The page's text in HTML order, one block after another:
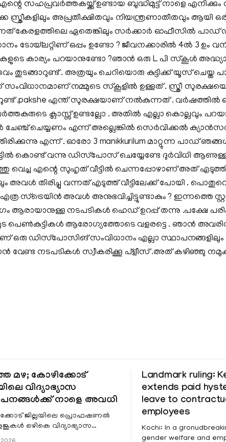
സഹപ്രവര്‍ത്തകയ്ക്ക് ഉണ്ടായ ബുദ്ധിമുട്ട് നാളെ എനിക്കും
സ്ത്രീകളിലും അപ്രതീക്ഷിതവും നിയന്ത്രണാതീതവും ആയി
കേരളത്തിലെ ഏതെങ്കിലും സര്‍ക്കാര്‍ ഓഫീസില്‍
ടോയ്‌ലറ്റിണ് ഒപ്പം ഉണ്ടോ ? ജീവനക്കാരില്‍ 4ല്‍ 3 ഉം
കാര്യം പറയാനുണ്ടോ ?ഞാന്‍ ഒരു L പി സ്‌കൂള്‍
തുടങ്ങാറുണ്ട് . അത്രയും ചെറിയൊരു കുട്ടിക്ക് യൂസ്
സംവിധാനമാണ് നമ്മുടെ സ്‌കൂളില്‍ ഉള്ളത് . സ്ത്രീ സുരക്ഷയെ
.pakshe എന്ത് സുരക്ഷയാണ് നല്‍കുന്നത് . വര്‍ഷത്തില്‍
ക്ലാസ്സ് ഉണ്ടല്ലോ . അതില്‍ എല്ലാ കൊല്ലവും
ചെയ്യണം എന്ന് അല്ലെങ്കില്‍ സെര്‍വിക്കല്‍
എന്ന് . ഓരോ 3 manikkurilum മാറ്റുന്ന പാഡ്
കൊണ്ട് വന്നു ഡിസ്‌പോസ് ചെയ്യേണ്ടേ ദുര്‍വിധി
വെച്ച എന്റെ സുഹൃത് വീട്ടില്‍ ചെന്നപ്പോഴാണ് അത്
അവള്‍ തിരിച്ചു വന്നത് എടുത്ത് വീട്ടിലേക്ക് പോയി .
സ്‌ട്രെയിന്‍ അവള്‍ അനുഭവിച്ചിട്ടുണ്ടാകും ? ഇന്നത്തെ
ആരായാനുള്ള നടപടികള്‍ ഹെഡ് ഉറപ്പ് തന്നു .പക്ഷേ
പെണ്‍കുട്ടികള്‍ ആരോഗ്യത്തോടെ വളരട്ടെ . ഞാന്‍
ഒരു ഡിസ്‌പോസിങ് സംവിധാനം എല്ലാ സ്ഥാപനങ്ങളിലും
വേണ്ട നടപടികള്‍ സ്വീകരിക്കൂ പ്‌ളീസ് .അത് കഴിഞ്ഞു
മഴ; കോഴിക്കോട്
വിദ്യാഭ്യാസ
നാളെ അവധി
ജില്ലയിലെ പ്രൊഫഷണൽ
ഒഴികെ വിദ്യാഭ്യാസ
Landmark ruling:
extends paid
leave to
employees
Kochi: In a
gender welfare and